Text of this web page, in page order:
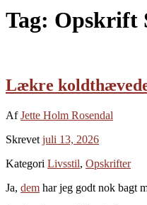
Tag: Opskrift
Lækre
AfJette Holm Rosendal
Skrevet juli 13, 2026
Kategori Livsstil, Opskrifter
Ja, dem har jeg godt nok bagt